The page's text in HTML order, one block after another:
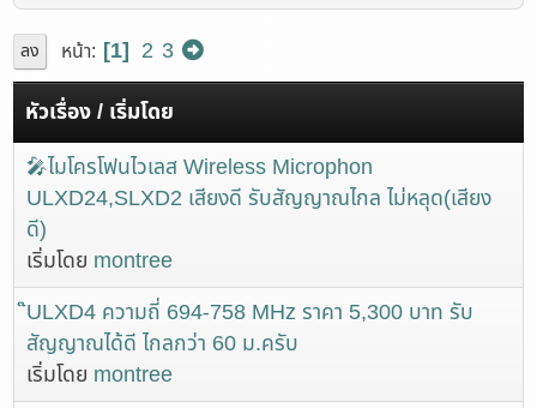
ลง หน้า 1 2 3
หัวเรื่อง/ เริ่มโดย
🎤ไมโครโฟนไวเลส Wireless Microphon
ULXD24,SLXD2 เสียงดี รับสัญญาณไกล ไม่หลุด(เสียง
ดี)
เริ่มโดย montree
๊ULXD4 ความถี่ 694-758 MHz ราคา 5,300 บาท รับ
สัญญาณได้ดี ไกลกว่า 60 ม.ครับ
เริ่มโดย montree